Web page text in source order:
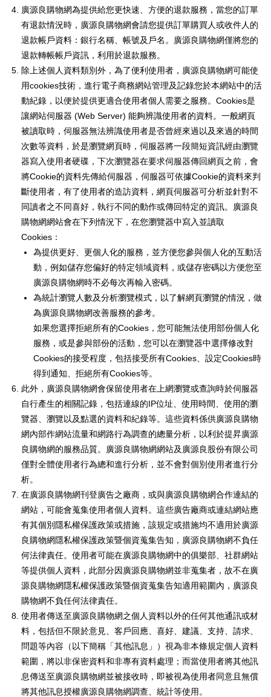
廣源良購物網為提供給您更快速、方便的退款服務，當您的訂單
有退款情況時，廣源良購物網會請您提供訂單購買人或收件人的
退款帳戶資料：銀行名稱、帳號及戶名。廣源良購物網僅將您的
退款轉帳帳戶資訊，利用於退款服務。
除上述個人資料類別外，為了便利使用者，廣源良購物網可能使
用cookies技術，進行電子商務網站管理及記錄您於本網站中的活
動紀錄，以便於提供更適合使用者個人需要之服務。Cookies是
讓網站伺服器 (Web Server) 能夠辨識使用者的資料。一般網頁
被讀取時，伺服器無法辨識使用者是否曾經來過以及來過的時間
次數等資料，於是瀏覽網頁時，伺服器將一段簡短資訊經由瀏覽
器寫入使用者硬碟，下次瀏覽器在要求伺服器傳回網頁之前，會
將Cookie的資料先傳給伺服器，伺服器可依據Cookie的資料來判
斷使用者，有了使用者的造訪資料，網頁伺服器可分析並針對不
同讀者之不同喜好，執行不同的動作或傳回特定的資訊。廣源良
購物網網站會在下列情況下，在您瀏覽器中寫入並讀取
Cookies：
為提供更好、更個人化的服務，並方便您參與個人化的互動活
動，例如儲存您偏好的特定領域資料，或儲存密碼以方便您至
廣源良購物網時不必每次再輸入密碼。
為統計瀏覽人數及分析瀏覽模式，以了解網頁瀏覽的情況，做
為廣源良購物網改善服務的參考。
如果您選擇拒絕所有的Cookies，您可能無法使用部份個人化
服務，或是參與部份的活動，您可以在瀏覽器中選擇修改對
Cookies的接受程度，包括接受所有Cookies、設定Cookies時
得到通知、拒絕所有Cookies等。
此外，廣源良購物網會保留使用者在上網瀏覽或查詢時於伺服器
自行產生的相關記錄，包括連線的IP位址、使用時間、使用的瀏
覽器、瀏覽以及點選的資料和紀錄等。這些資料係供廣源良購物
網內部作網站流量和網路行為調查的總量分析，以利於提昇廣源
良購物網的服務品質。廣源良購物網網站及廣源良股份有限公司
僅對全體使用者行為總和進行分析，並不會對個別使用者進行分
析。
在廣源良購物網刊登廣告之廠商，或與廣源良購物網合作連結的
網站，可能會蒐集使用者個人資料。這些廣告廠商或連結網站應
有其個別隱私權保護政策或措施，該規定或措施均不適用於廣源
良購物網隱私權保護政策暨個資蒐集告知，廣源良購物網不負任
何法律責任。使用者可能在廣源良購物網中的俱樂部、社群網站
等提供個人資料，此部分因廣源良購物網並非蒐集者，故不在廣
源良購物網隱私權保護政策暨個資蒐集告知適用範圍內，廣源良
購物網不負任何法律責任。
使用者傳送至廣源良購物網之個人資料以外的任何其他通訊或材
料，包括但不限於意見、客戶回應、喜好、建議、支持、請求、
問題等內容（以下簡稱「其他訊息」）視為非本條規定個人資料
範圍，將以非保密資料和非專有資料處理；而當使用者將其他訊
息傳送至廣源良購物網並被接收時，即被視為使用者同意且無償
將其他訊息授權廣源良購物網調查、統計等使用。